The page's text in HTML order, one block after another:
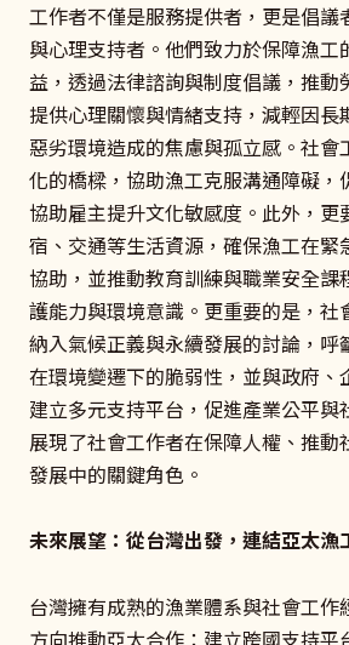
工作者不僅是服務提供者，更是倡議
與心理支持者。他們致力於保障漁工
益，透過法律諮詢與制度倡議，推動
提供心理關懷與情緒支持，減輕因長
惡劣環境造成的焦慮與孤立感。社會
化的橋樑，協助漁工克服溝通障礙，
協助雇主提升文化敏感度。此外，更
宿、交通等生活資源，確保漁工在緊
協助，並推動教育訓練與職業安全課
護能力與環境意識。更重要的是，社
納入氣候正義與永續發展的討論，呼
在環境變遷下的脆弱性，並與政府、
建立多元支持平台，促進產業公平與
展現了社會工作者在保障人權、推動
發展中的關鍵角色。
未來展望：從台灣出發，連結亞太漁
台灣擁有成熟的漁業體系與社會工作
方向推動亞太合作：建立跨國支持平